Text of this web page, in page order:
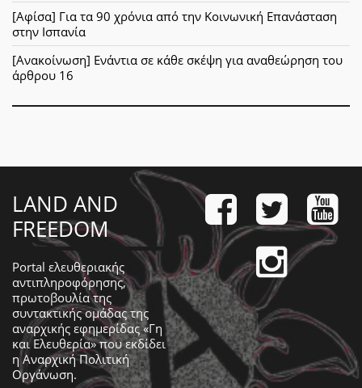
[Αφίσα] Για τα 90 χρόνια από την Κοινωνική Επανάσταση
στην Ισπανία
[Ανακοίνωση] Ενάντια σε κάθε σκέψη για αναθεώρηση του
άρθρου 16
LAND AND
FREEDOM
Portal ελευθεριακής
αντιπληροφόρησης,
πρωτοβουλία της
συντακτικής ομάδας της
αναρχικής εφημερίδας «Γη
και Ελευθερία» που εκδίδει
ηΑναρχική Πολιτική
Οργάνωση.